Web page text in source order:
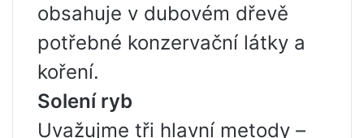
obsahuje v dubovém dřevě
potřebné konzervační látky a
koření.
Solení ryb
Uvažujme tři hlavní metody –